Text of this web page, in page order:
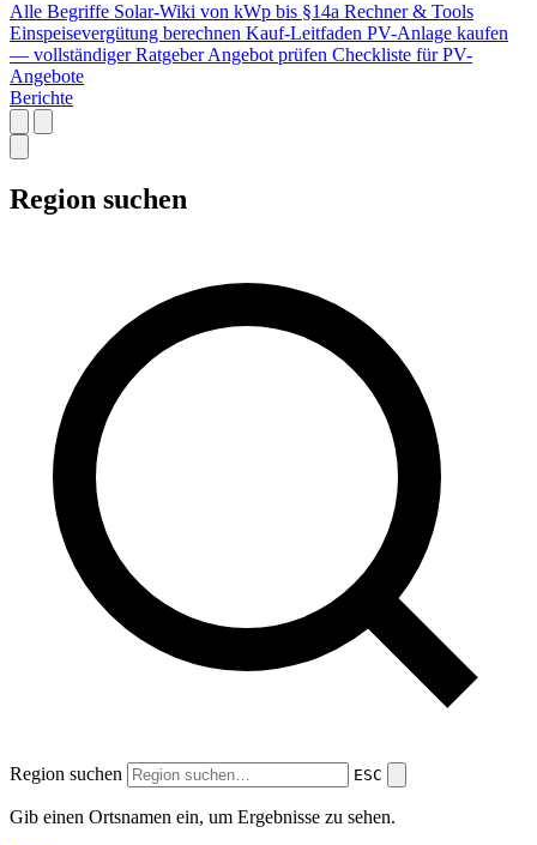
Alle Begriffe Solar-Wiki von kWp bis §14a Rechner & Tools
Einspeisevergütung berechnen Kauf-Leitfaden PV-Anlage kaufen
— vollständiger Ratgeber Angebot prüfen Checkliste für PV-
Angebote
Berichte
Region suchen
Region suchen ESC
Gib einen Ortsnamen ein, um Ergebnisse zu sehen.